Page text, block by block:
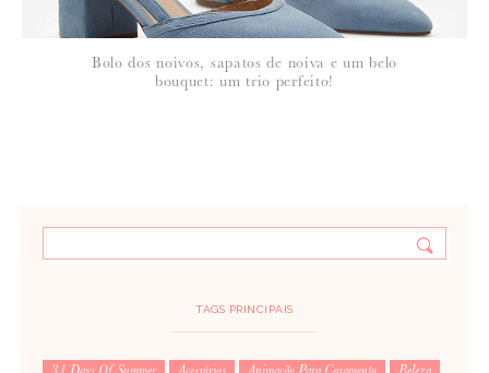
Bolo dos noivos, sapatos de noiva e um belo
bouquet: um trio perfeito!
TAGS PRINCIPAIS